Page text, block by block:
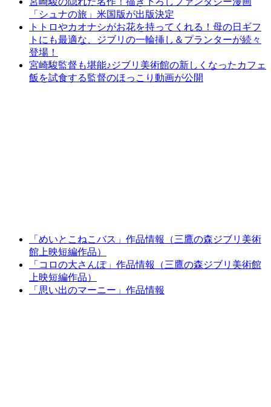
「シュナの旅」米国版が出版決定
トトロやカオナシがお花を持ってくれる！母の日ギフ
トにも最適な、ジブリの一輪挿し＆プランターが続々
登場！
宮崎駿監督も堪能♪ジブリ美術館の新しくなったカフェ
飯を試食する監督のほっこり動画が公開
「めいとこねこバス」作品情報（三鷹の森ジブリ美術
館上映短編作品）
「コロの大さんぽ」作品情報（三鷹の森ジブリ美術館
上映短編作品）
「思い出のマーニー」作品情報